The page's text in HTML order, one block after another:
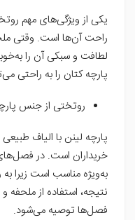
یکی از ویژگی‌های مهم
راحت آن‌ها است. وقتی
لطافت و سبکی آن را
پارچه کتان را به راحتی
روتختی از جنس
پارچه لینن با الیاف
خریداران است. در
به‌ویژه مناسب است زیرا
نتیجه، استفاده از ملحفه
فصل‌ها توصیه می‌شود.